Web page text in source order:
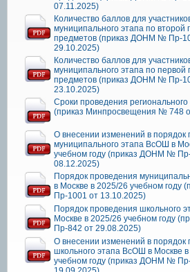
07.11.2025)
Количество баллов для
муниципального этапа по второй
предметов (приказ ДОНМ № Пр-
29.10.2025)
Количество баллов для
муниципального этапа по первой
предметов (приказ ДОНМ № Пр-
23.10.2025)
Сроки проведения
(приказ Минпросвещения № 748
О внесении изменений в порядок
муниципального этапа ВсОШ в
учебном году (приказ ДОНМ №
08.12.2025)
Порядок проведения
в Москве в 2025/26 учебном
Пр-1001 от 13.10.2025)
Порядок проведения школьного
Москве в 2025/26 учебном году
Пр-842 от 29.08.2025)
О внесении изменений в порядок
школьного этапа ВсОШ в Москве
учебном году (приказ ДОНМ №